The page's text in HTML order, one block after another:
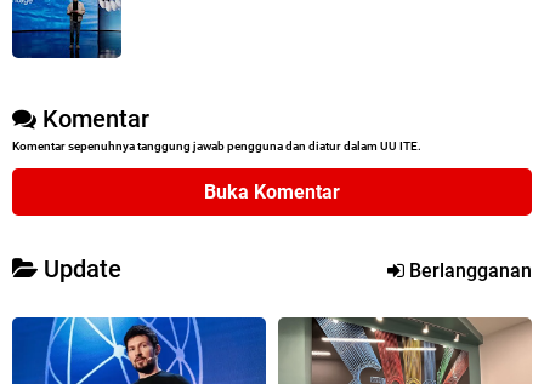
Komentar
Komentar sepenuhnya tanggung jawab pengguna dan diatur dalam UU ITE.
Buka Komentar
Update Berlangganan